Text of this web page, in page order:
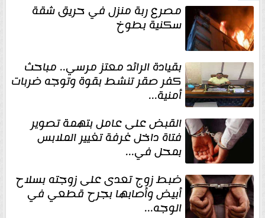
مصرع ربة منزل في حريق شقة
سكنية بطوخ
بقيادة الرائد معتز مرسي.. مباحث
كفر صقر تنشط بقوة وتوجه ضربات
أمنية...
القبض على عامل بتهمة تصوير
فتاة داخل غرفة تغيير الملابس
بمحل في...
ضبط زوج تعدى على زوجته بسلاح
أبيض وأصابها بجرح قطعي في
الوجه...